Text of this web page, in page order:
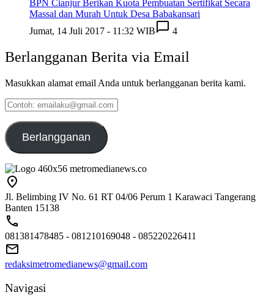
BPN Cianjur Berikan Kuota Pembuatan Sertifikat Secara
Massal dan Murah Untuk Desa Babakansari
Jumat, 14 Juli 2017 - 11:32 WIB
4
Berlangganan Berita via Email
Masukkan alamat email Anda untuk berlangganan berita kami.
Contoh:
emailaku@gmail.com
Berlangganan
Jl. Belimbing IV No. 61 RT 04/06 Perum 1 Karawaci Tangerang
Banten 15138
081381478485 - 081210169048 - 085220226411
redaksimetromedianews@gmail.com
Navigasi